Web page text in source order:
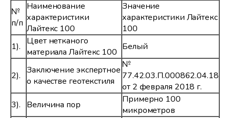
№
п/п
Наименование
характеристики
Лайтекс 100
Значение
характеристики Лайтекс
100
1).
Цвет нетканого
материала Лайтекс 100 Белый
2). Заключение экспертное
о качестве геотекстиля
№
77.42.03.П.000862.04.18
от 2 февраля 2018 г.
3).
Величина пор
Примерно 100
микрометров